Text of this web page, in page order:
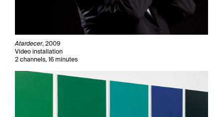
Atardecer, 2009
Video installation
2 channels, 16 minutes